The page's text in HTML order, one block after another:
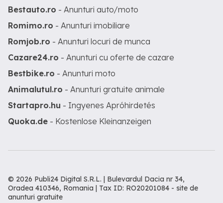
Bestauto.ro - Anunturi auto/moto
Romimo.ro - Anunturi imobiliare
Romjob.ro - Anunturi locuri de munca
Cazare24.ro - Anunturi cu oferte de cazare
Bestbike.ro - Anunturi moto
Animalutul.ro - Anunturi gratuite animale
Startapro.hu - Ingyenes Apróhirdetés
Quoka.de - Kostenlose Kleinanzeigen
© 2026 Publi24 Digital S.R.L. | Bulevardul Dacia nr 34,
Oradea 410346, Romania | Tax ID: RO20201084 - site de
anunturi gratuite